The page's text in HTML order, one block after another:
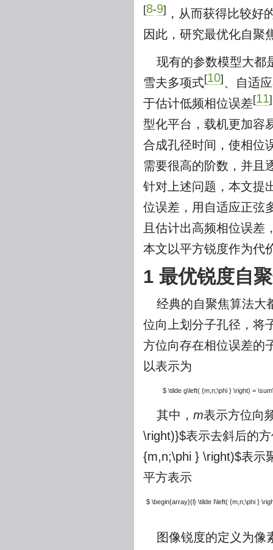
[8-9]
，从而获得比较好
因此，研究最优化自聚
现有的参数模型大都
雪夫多项式[10] 、自适
于估计低频相位误差[11]
型化平台，载机更加容
合成孔径时间，使相位
需要很高的阶数，并且
针对上述问题，本文提
位误差，用自适应正弦
且估计出高频相位误差
本文以平方锐度作为代
1 最优锐度自
经典的自聚焦算法大
位向上划分子孔径，将
方位向存在相位误差的
以表示为
$ \tilde g\left( {m,n;\phi } \right) =
其中， m表示方位向
\right)}$表示去斜后的
{m,n;\phi } \right)$表示
平方表示
$ \begin{array}{l} \tilde I\left( {m,n;\phi }
图像锐度的定义为像